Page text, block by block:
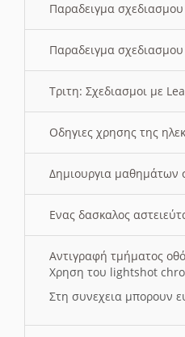
Παραδειγμα
Παραδειγμα
Τριτη: Σχεδιασμοι με
Οδηγιες χρησης της
Δημιουργια μαθημάτων
Ενας δασκαλος
Αντιγραφή τμήματος
Χρηση του lightshot
Στη συνεχεια μπορουν